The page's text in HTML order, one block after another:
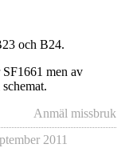
och B24.
SF1661 men av
Anmäl missbruk
2011